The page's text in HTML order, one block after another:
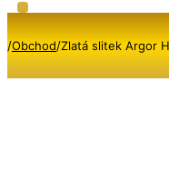
/Obchod/Zlatá slitek Argor